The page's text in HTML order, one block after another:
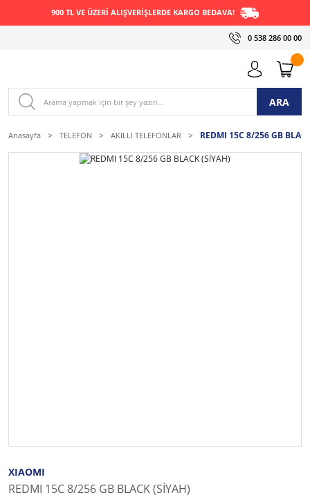
900 TL VE ÜZERİ ALIŞVERİŞLERDE KARGO BEDAVA!
0 538 286 00 00
ARA
Anasayfa TELEFON AKILLI TELEFONLAR REDMI 15C 8/256 GB
XIAOMI
REDMI 15C 8/256 GB BLACK (SİYAH)